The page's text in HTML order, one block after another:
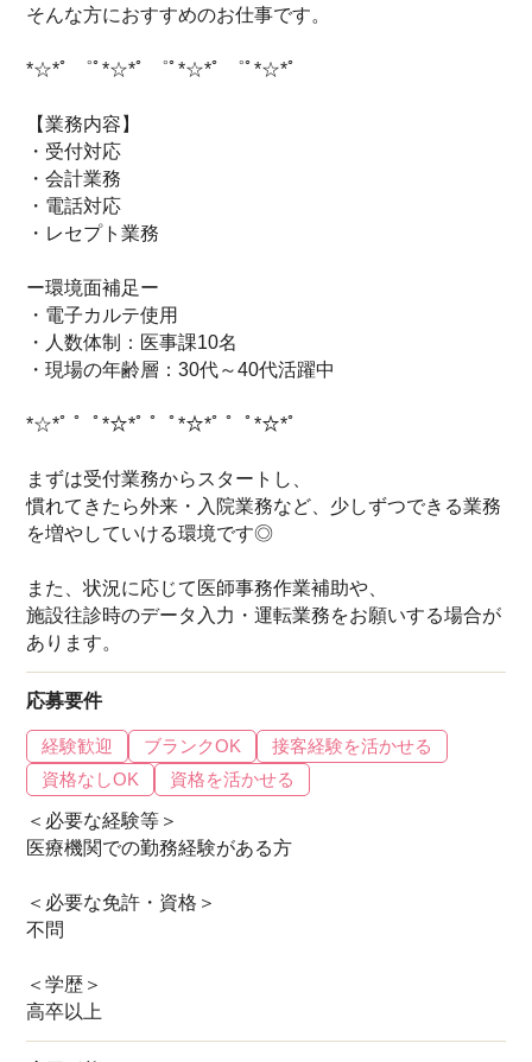
そんな方におすすめのお仕事です。
*☆*ﾟ ゜ﾟ*☆*ﾟ ゜ﾟ*☆*ﾟ ゜ﾟ*☆*ﾟ
【業務内容】
・受付対応
・会計業務
・電話対応
・レセプト業務
ー環境面補足ー
・電子カルテ使用
・人数体制：医事課10名
・現場の年齢層：30代～40代活躍中
*☆*ﾟ ゜ﾟ*☆*ﾟ ゜ﾟ*☆*ﾟ ゜ﾟ*☆*ﾟ
まずは受付業務からスタートし、
慣れてきたら外来・入院業務など、少しずつできる業務
を増やしていける環境です◎
また、状況に応じて医師事務作業補助や、
施設往診時のデータ入力・運転業務をお願いする場合が
あります。
応募要件
経験歓迎 ブランクOK
接客経験を活かせる
資格なしOK
資格を活かせる
＜必要な経験等＞
医療機関での勤務経験がある方
＜必要な免許・資格＞
不問
＜学歴＞
高卒以上